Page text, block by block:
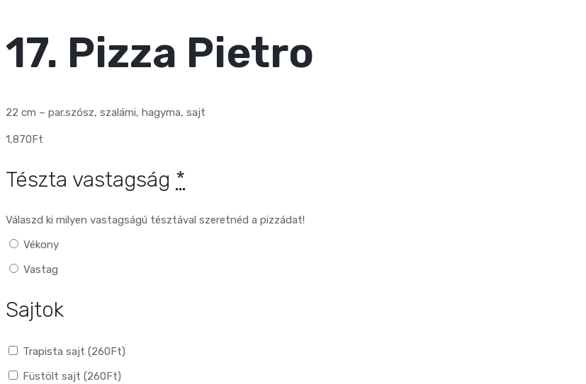
17. Pizza Pietro
22 cm – par.szósz, szalámi, hagyma, sajt
1,870Ft
Tészta vastagság *
Válaszd ki milyen vastagságú tésztával szeretnéd a pizzádat!
Vékony
Vastag
Sajtok
Trapista sajt (260Ft)
Füstölt sajt (260Ft)